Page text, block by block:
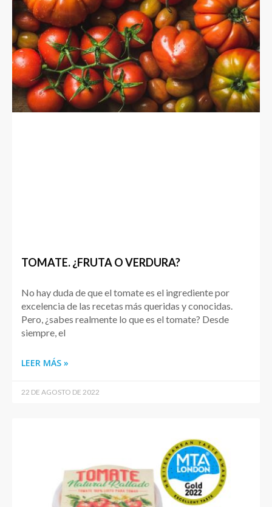
TOMATE. ¿FRUTA O VERDURA?
No hay duda de que el tomate es el ingrediente por
excelencia de las recetas más queridas y conocidas.
Pero, ¿sabes realmente lo que es el tomate? Desde
siempre, el
LEER MÁS »
22 DE AGOSTO DE 2022